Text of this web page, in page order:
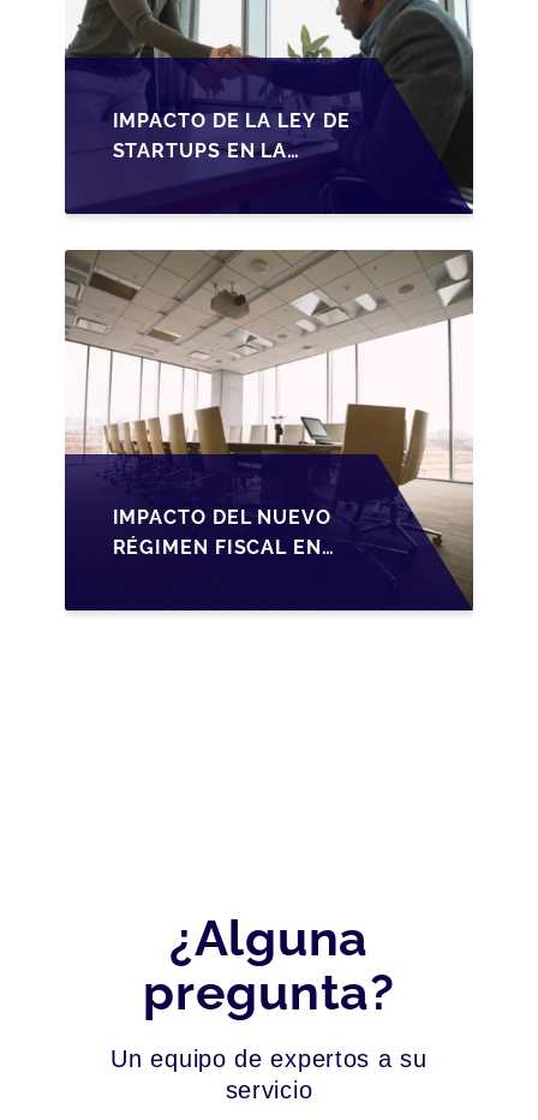
IMPACTO DE LA LEY DE
STARTUPS EN LA
TRANSMISIÓN DE
PYMES ESPAÑOLAS
IMPACTO DEL NUEVO
RÉGIMEN FISCAL EN
PYMES EN ESPAÑA
¿Alguna
pregunta?
Un equipo de expertos a su
servicio